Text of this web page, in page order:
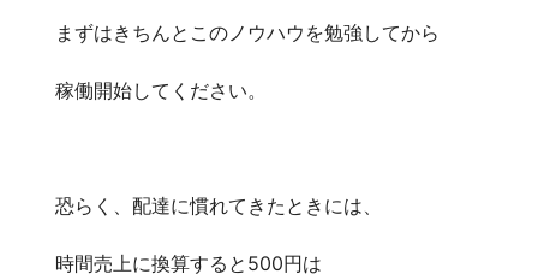
まずはきちんとこのノウハウを勉強してから
稼働開始してください。
恐らく、配達に慣れてきたときには、
時間売上に換算すると500円は